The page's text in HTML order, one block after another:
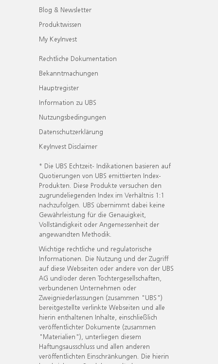
Blog & Newsletter
Produktwissen
My KeyInvest
Rechtliche Dokumentation
Bekanntmachungen
Hauptregister
Information zu UBS
Nutzungsbedingungen
Datenschutzerklärung
KeyInvest Disclaimer
* Die UBS Echtzeit- Indikationen basieren auf
Quotierungen von UBS emittierten Index-
Produkten. Diese Produkte versuchen den
zugrundeliegenden Index im Verhältnis 1:1
nachzufolgen. UBS übernimmt dabei keine
Gewährleistung für die Genauigkeit,
Vollständigkeit oder Angemessenheit der
angewandten Methodik.
Wichtige rechtliche und regulatorische
Informationen. Die Nutzung und der Zugriff
auf diese Webseiten oder andere von der UBS
AG und/oder deren Tochtergesellschaften,
verbundenen Unternehmen oder
Zweigniederlassungen (zusammen "UBS")
bereitgestellte verlinkte Webseiten und alle
hierin enthaltenen Inhalte, einschließlich
veröffentlichter Dokumente (zusammen
"Materialien"), unterliegen diesem
Haftungsausschluss und allen anderen
veröffentlichten Einschränkungen. Die hierin